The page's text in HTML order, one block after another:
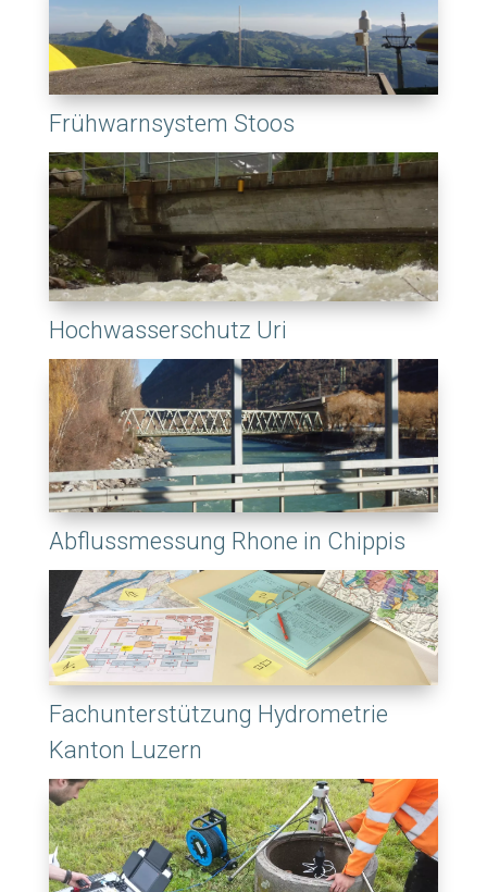
Frühwarnsystem Stoos
Hochwasserschutz Uri
Abflussmessung Rhone in Chippis
Fachunterstützung Hydrometrie
Kanton Luzern